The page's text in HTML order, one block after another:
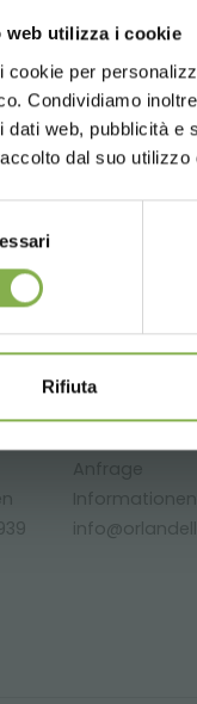
web utilizza i cookie
cookie per
Condividiamo
dati web, pubblicità e
dal suo utilizzo
Rifiuta
FAQ
Anfrage
Informationen
5 % Rabattauf
2 % Rabatt
Kostenloser
News und
Newsletter)
Versand.